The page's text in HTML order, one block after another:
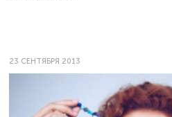
23 СЕНТЯБРЯ 2013